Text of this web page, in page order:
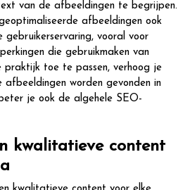
van de afbeeldingen te begrijpen.
afbeeldingen ook
vooral voor
die gebruikmaken van
praktijk toe te passen, verhoog je
worden gevonden in
je ook de algehele SEO-
kwalitatieve content